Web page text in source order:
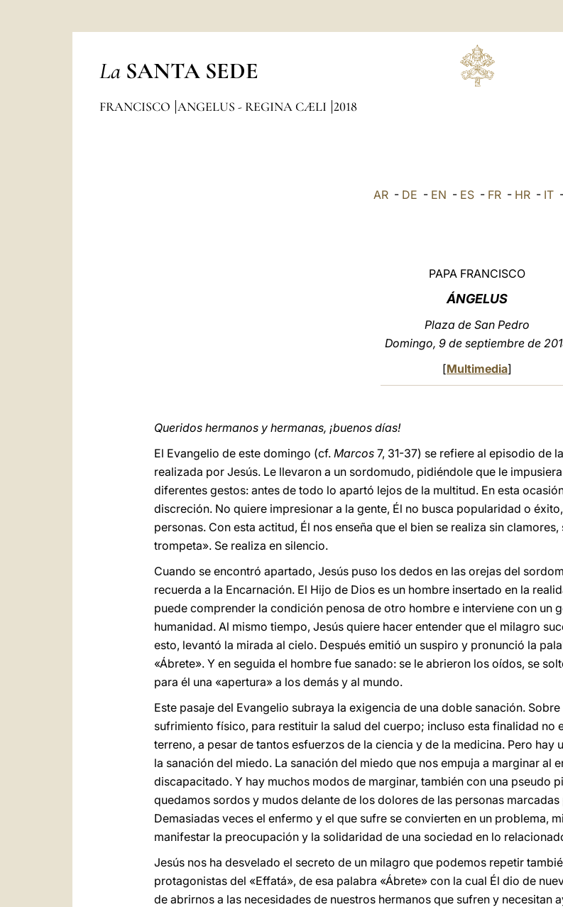
La SANTA SEDE
FRANCISCO ANGELUS - REGINA CÆLI 2018
AR- DE - EN - ES- FR- HR- IT
PAPA FRANCISCO
ÁNGELUS
Plaza de San Pedro
Domingo, 9 de septiembre de
[Multimedia]
Queridos hermanos y hermanas, ¡buenos días!
El Evangelio de este domingo (cf. Marcos 7, 31-37) se refiere al episodio de
realizada por Jesús. Le llevaron a un sordomudo, pidiéndole que le
diferentes gestos: antes de todo lo apartó lejos de la multitud. En esta
discreción. No quiere impresionar a la gente, Él no busca popularidad o
personas. Con esta actitud, Él nos enseña que el bien se realiza sin
trompeta». Se realiza en silencio.
Cuando se encontró apartado, Jesús puso los dedos en las orejas del
recuerda a la Encarnación. El Hijo de Dios es un hombre insertado en la
puede comprender la condición penosa de otro hombre e interviene con un
humanidad. Al mismo tiempo, Jesús quiere hacer entender que el milagro
esto, levantó la mirada al cielo. Después emitió un suspiro y pronunció la
«Ábrete». Y en seguida el hombre fue sanado: se le abrieron los oídos, se
para él una «apertura» a los demás y al mundo.
Este pasaje del Evangelio subraya la exigencia de una doble sanación.
sufrimiento físico, para restituir la salud del cuerpo; incluso esta finalidad no
terreno, a pesar de tantos esfuerzos de la ciencia y de la medicina. Pero hay
la sanación del miedo. La sanación del miedo que nos empuja a marginar al
discapacitado. Y hay muchos modos de marginar, también con una pseudo
quedamos sordos y mudos delante de los dolores de las personas
Demasiadas veces el enfermo y el que sufre se convierten en un problema,
manifestar la preocupación y la solidaridad de una sociedad en lo
Jesús nos ha desvelado el secreto de un milagro que podemos repetir
protagonistas del «Effatá», de esa palabra «Ábrete» con la cual Él dio de
de abrirnos a las necesidades de nuestros hermanos que sufren y necesitan